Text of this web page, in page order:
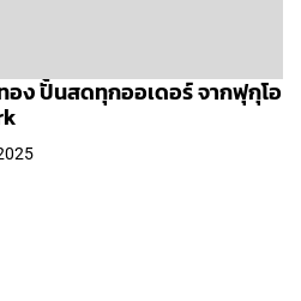
อง ปั้นสดทุกออเดอร์ จากฟุกุโอ